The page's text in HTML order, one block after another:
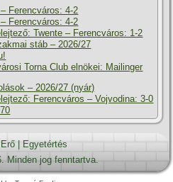
Ferencváros: 4-2
Ferencváros: 4-2
Twente – Ferencváros: 1-2
stáb – 2026/27
Torna Club elnökei: Mailinger
– 2026/27 (nyár)
Ferencváros – Vojvodina: 3-0
Erő|
Egyetértés
Minden jog fenntartva.